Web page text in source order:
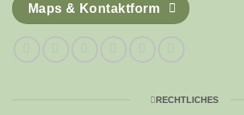
Maps & Kontaktform
RECHTLICHES